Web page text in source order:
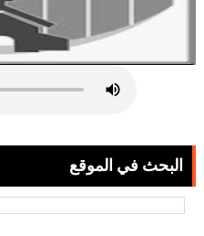
البحث في الموقع